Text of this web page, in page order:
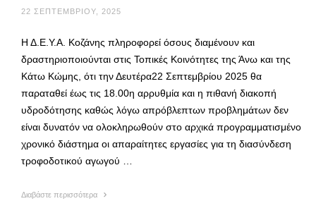
22 ΣΕΠΤΕΜΒΡΊΟΥ, 2025
Η Δ.Ε.Υ.Α. Κοζάνης πληροφορεί όσους διαμένουν και
δραστηριοποιούνται στις Τοπικές Κοινότητες της Άνω και της
Κάτω Κώμης, ότι την Δευτέρα22 Σεπτεμβρίου 2025 θα
παραταθεί έως τις 18.00η αρρυθμία και η πιθανή διακοπή
υδροδότησης καθώς λόγω απρόβλεπτων προβλημάτων δεν
είναι δυνατόν να ολοκληρωθούν στο αρχικά προγραμματισμένο
χρονικό διάστημα οι απαραίτητες εργασίες για τη διασύνδεση
τροφοδοτικού αγωγού …
Διαβάστε περισσότερα